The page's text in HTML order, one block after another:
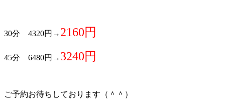
30分 4320円→ 2160円
45分 6480円→ 3240円
ご予約お待ちしております（＾＾）